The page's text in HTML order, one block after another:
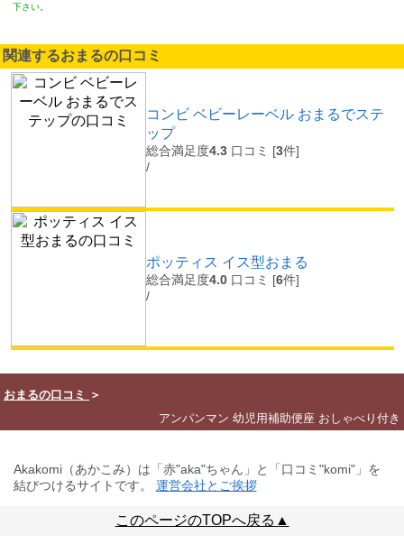
下さい。
関連するおまるの口コミ
コンビ ベビーレーベル おまるでステ
ップ
総合満足度4.3口コミ [3件]
/
ポッティス イス型おまる
総合満足度4.0口コミ [6件]
/
おまるの口コミ
＞
アンパンマン 幼児用補助便座 おしゃべり付き
Akakomi（あかこみ）は「赤"aka"ちゃん」と「口コミ"komi"」を
結びつけるサイトです。 運営会社とご挨拶
このページのTOPへ戻る▲